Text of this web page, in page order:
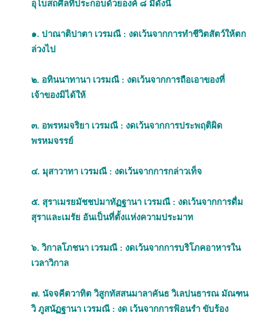
อุโบสถศีลที่ประกอบด้วยองค์ ๘ มีดังนี้
๑. ปาณาติปาตา เวรมณี : งดเว้นจากการทำชีวิตสัตว์ให้ตก
ล่วงไป
๒. อทินนาทานา เวรมณี : งดเว้นจากการถือเอาของที่
เจ้าของมิได้ให้
๓. อพรหมจริยา เวรมณี : งดเว้นจากการประพฤติผิด
พรหมจรรย์
๔. มุสาวาทา เวรมณี : งดเว้นจากการกล่าวเท็จ
๕. สุราเมรยมัชชปมาทัฏฐานา เวรมณี : งดเว้นจากการดื่ม
สุราและเมรัย อันเป็นที่ตั้งแห่งความประมาท
๖. วิกาลโภชนา เวรมณี : งดเว้นจากการบริโภคอาหารใน
เวลาวิกาล
๗. นัจจคีตวาทิต วิสูกทัสสนมาลาคันธ วิเลปนธารณ มัณฑน
วิ ภูสนัฏฐานา เวรมณี : งด เว้นจากการฟ้อนรำ ขับร้อง